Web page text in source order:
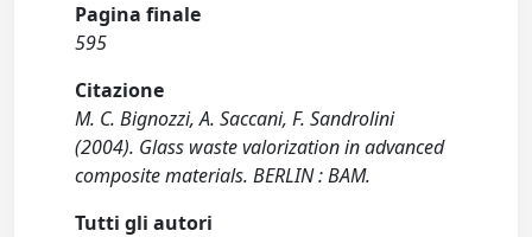
Pagina finale
595
Citazione
M. C. Bignozzi, A. Saccani, F. Sandrolini
(2004). Glass waste valorization in advanced
composite materials. BERLIN : BAM.
Tutti gli autori